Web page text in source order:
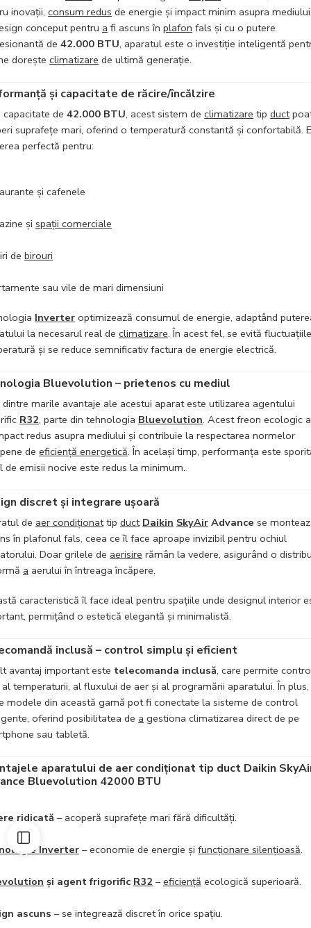
inovații, consum redus de energie și impact minim asupra
conceput pentru a fi ascuns în plafon fals și cu o putere
de 42.000 BTU, aparatul este o investiție inteligentă
dorește climatizare de ultimă generație.
și capacitate de răcire/încălzire
capacitate de 42.000 BTU, acest sistem de climatizare tip duct
suprafețe mari, oferind o temperatură constantă și confortabilă.
perfectă pentru:
și cafenele
și spații comerciale
de birouri
sau vile de mari dimensiuni
Inverter optimizează consumul de energie, adaptând
la necesarul real de climatizare. În acest fel, se evită
și se reduce semnificativ factura de energie electrică.
Bluevolution – prietenos cu mediul
dintre marile avantaje ale acestui aparat este utilizarea agentului
R32, parte din tehnologia Bluevolution. Acest freon ecologic
redus asupra mediului și contribuie la respectarea normelor
de eficiență energetică. În același timp, performanța este
de emisii nocive este redus la minimum.
discret și integrare ușoară
de aer condiționattip duct Daikin SkyAir Advance se
în plafonul fals, ceea ce îl face aproape invizibil pentru ochiul
Doar grilele de aerisire rămân la vedere, asigurând o
a aerului în întreaga încăpere.
caracteristică îl face ideal pentru spațiile unde designul interior
permițând o estetică elegantă și minimalistă.
inclusă – control simplu și eficient
avantaj important este telecomanda inclusă, care permite
temperaturii, al fluxului de aer și al programării aparatului. În plus,
modele din această gamă pot fi conectate la sisteme de control
oferind posibilitatea de a gestiona climatizarea direct de pe
sau tabletă.
aparatului de aer condiționat tip duct Daikin
Bluevolution 42000 BTU
ridicată – acoperă suprafețe mari fără dificultăți.
Inverter – economie de energie și funcționare silențioasă.
și agent frigorific R32 –eficiență ecologică superioară.
ascuns – se integrează discret în orice spațiu.